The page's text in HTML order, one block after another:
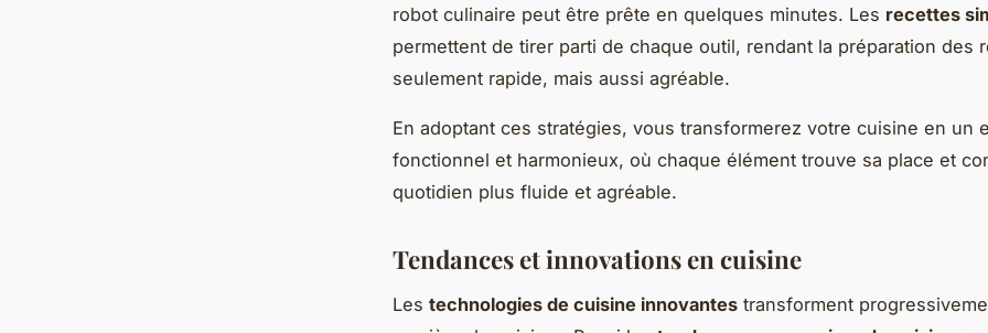
robot culinaire peut être prête en quelques minutes. Les recettes
permettent de tirer parti de chaque outil, rendant la préparation des
seulement rapide, mais aussi agréable.
En adoptant ces stratégies, vous transformerez votre cuisine en un
fonctionnel et harmonieux, où chaque élément trouve sa place et
quotidien plus fluide et agréable.
Tendances et innovations en cuisine
Les technologies de cuisine innovantes transforment